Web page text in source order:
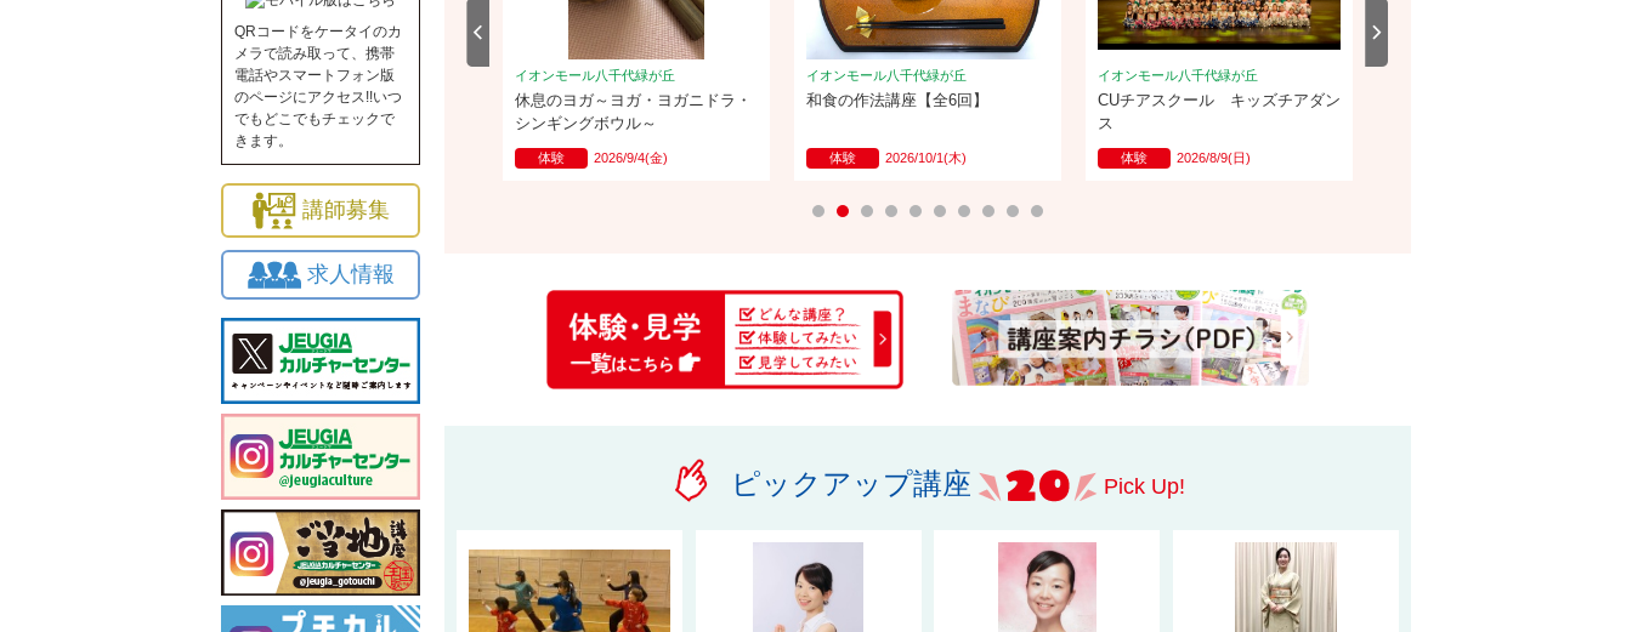
QRコードをケータイのカ
メラで読み取って、携帯
電話やスマートフォン版
のページにアクセス!!いつ
でもどこでもチェックで
きます。
講師募集
求人情報
イオンモール八千代緑が丘
チアダンスでアンチエイジング♪
イオンモール八千代緑が丘
休息のヨガ～ヨガ・ヨガニドラ・
シンギングボウル～
体験 2026/9/4(金)
イオンモール八千代緑が丘
和食の作法講座【全6回】
体験 2026/10/1(木)
イオンモール八千代緑が丘
CUチアスクール キッズチアダン
ス
体験 2026/8/9(日)
ピックアップ講座 Pick Up!